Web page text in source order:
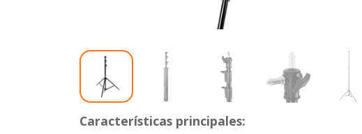
Características principales: